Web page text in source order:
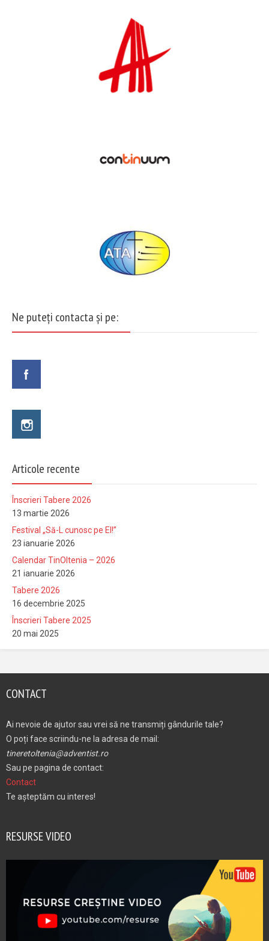
Ne puteți contacta și pe:
Articole recente
Înscrieri Tabere 2026
13 martie 2026
Festival „Să-L cunosc pe El!”
23 ianuarie 2026
Calendar TinOltenia – 2026
21 ianuarie 2026
Tabere 2026
16 decembrie 2025
Înscrieri Tabere 2025
20 mai 2025
CONTACT
Ai nevoie de ajutor sau vrei să ne transmiți gândurile tale?
O poți face scriindu-ne la adresa de mail:
tineretoltenia@adventist.ro
Sau pe pagina de contact:
Contact
Te așteptăm cu interes!
RESURSE VIDEO